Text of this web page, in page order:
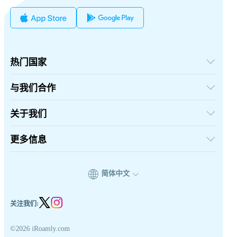
热门国家
美国
英国
土耳其
泰国
日本
意大利
印度
与我们合作
批发平台
推荐并赚取奖励
联盟计划
关于我们
关于iRoamly
联系我们
更多信息
支持中心
eSIM 知识
©2026 iRoamly.com
简体中文
关注我们: